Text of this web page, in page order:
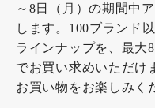
～8日（月）の期間中
します。100ブランド
ラインナップを、最大
でお買い求めいただけ
お買い物をお楽しみく